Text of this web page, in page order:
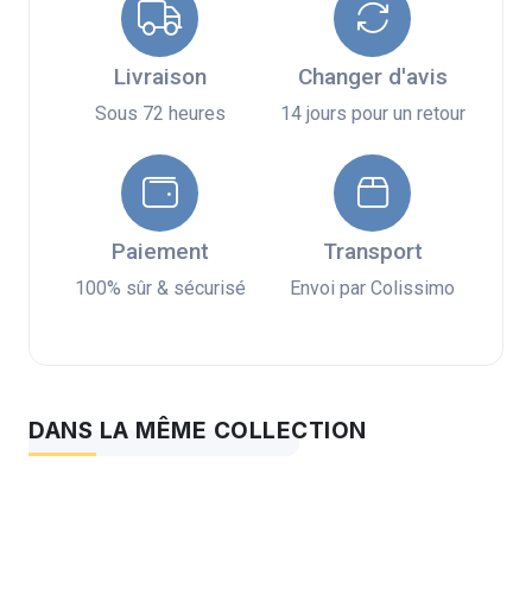
Livraison
Sous 72 heures
Changer d'avis
14 jours pour un retour
Paiement
100% sûr & sécurisé
Transport
Envoi par Colissimo
DANS LA MÊME COLLECTION